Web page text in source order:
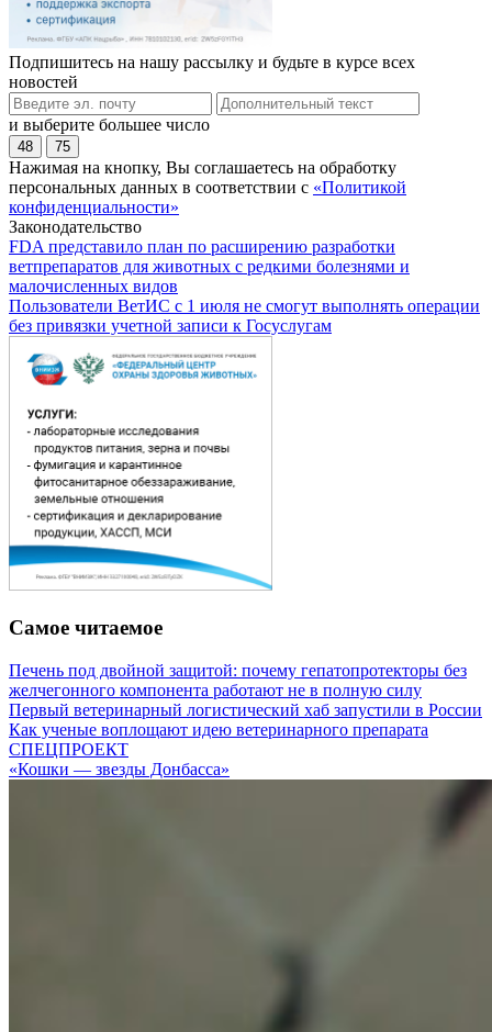
Подпишитесь на нашу рассылку и будьте в курсе всех
новостей
и выберите большее число
48 75
Нажимая на кнопку, Вы соглашаетесь на обработку
персональных данных в соответствии с «Политикой
конфиденциальности»
Законодательство
FDA представило план по расширению разработки
ветпрепаратов для животных с редкими болезнями и
малочисленных видов
Пользователи ВетИС с 1 июля не смогут выполнять операции
без привязки учетной записи к Госуслугам
Самое читаемое
Печень под двойной защитой: почему гепатопротекторы без
желчегонного компонента работают не в полную силу
Первый ветеринарный логистический хаб запустили в России
Как ученые воплощают идею ветеринарного препарата
СПЕЦПРОЕКТ
«Кошки — звезды Донбасса»